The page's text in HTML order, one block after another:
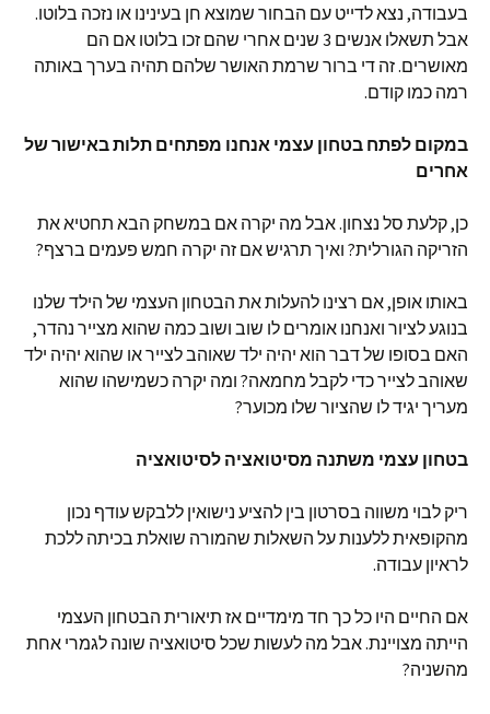
בעבודה, נצא לדייט עם הבחור שמוצא חן בעינינו או נזכה בלוטו.
אבל תשאלו אנשים 3 שנים אחרי שהם זכו בלוטו אם הם
מאושרים. זה די ברור שרמת האושר שלהם תהיה בערך באותה
רמה כמו קודם.
במקום לפתח בטחון עצמי אנחנו מפתחים תלות באישור של
אחרים
כן, קלעת סל נצחון. אבל מה יקרה אם במשחק הבא תחטיא את
הזריקה הגורלית? ואיך תרגיש אם זה יקרה חמש פעמים ברצף?
באותו אופן, אם רצינו להעלות את הבטחון העצמי של הילד שלנו
בנוגע לציור ואנחנו אומרים לו שוב ושוב כמה שהוא מצייר נהדר,
האם בסופו של דבר הוא יהיה ילד שאוהב לצייר או שהוא יהיה ילד
שאוהב לצייר כדי לקבל מחמאה? ומה יקרה כשמישהו שהוא
מעריך יגיד לו שהציור שלו מכוער?
בטחון עצמי משתנה מסיטואציה לסיטואציה
ריק לבוי משווה בסרטון בין להציע נישואין ללבקש עודף נכון
מהקופאית ללענות על השאלות שהמורה שואלת בכיתה ללכת
לראיון עבודה.
אם החיים היו כל כך חד מימדיים אז תיאורית הבטחון העצמי
הייתה מצויינת. אבל מה לעשות שכל סיטואציה שונה לגמרי אחת
מהשניה?